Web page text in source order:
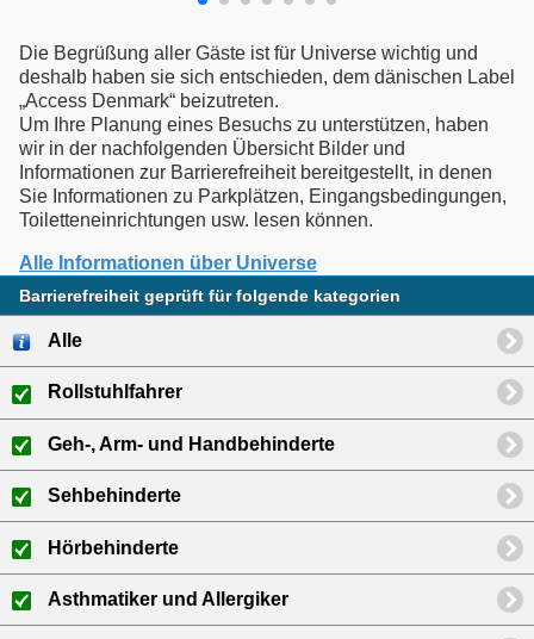
Die Begrüßung aller Gäste ist für Universe wichtig und
deshalb haben sie sich entschieden, dem dänischen Label
„Access Denmark“ beizutreten.
Um Ihre Planung eines Besuchs zu unterstützen, haben
wir in der nachfolgenden Übersicht Bilder und
Informationen zur Barrierefreiheit bereitgestellt, in denen
Sie Informationen zu Parkplätzen, Eingangsbedingungen,
Toiletteneinrichtungen usw. lesen können.
Alle Informationen über Universe
Barrierefreiheit geprüft für folgende kategorien
Alle
Rollstuhlfahrer
Geh-, Arm- und Handbehinderte
Sehbehinderte
Hörbehinderte
Asthmatiker und Allergiker